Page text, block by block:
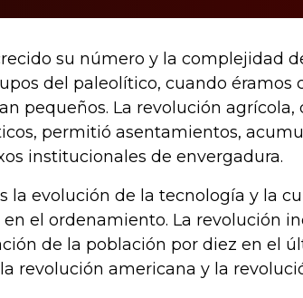
su número y la complejidad
del paleolítico, cuando éramos
pequeños. La revolución
permitió asentamientos,
institucionales de envergadura.
la evolución de la tecnología y la
el ordenamiento. La revolución
de la población por diez en el
revolución americana y la